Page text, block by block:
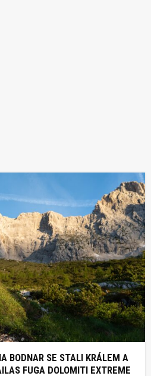
BODNAR SE STALI KRÁLEM A
FUGA DOLOMITI EXTREME